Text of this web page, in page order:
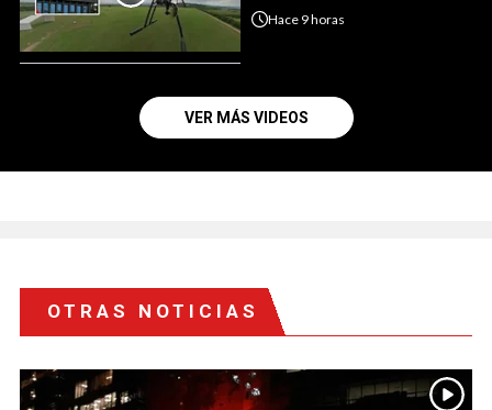
Hace 9 horas
VER MÁS VIDEOS
OTRAS NOTICIAS